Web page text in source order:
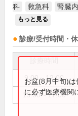
科
救急科 腎臓
もっと見る
診療/受付時間・
9:00～12:00
13:30～17:00
お盆(8月中旬)
に必ず医療機関